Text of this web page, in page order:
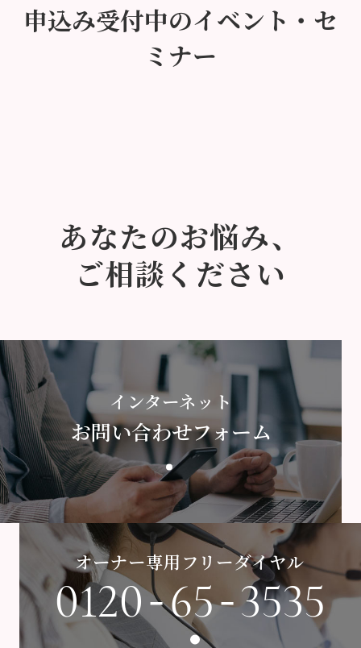
申込み受付中のイベント・セ
ミナー
あなたのお悩み、
ご相談ください
インターネット
お問い合わせフォーム
オーナー専用フリーダイヤル
0120-65-3535